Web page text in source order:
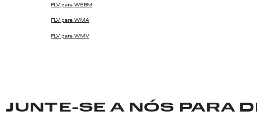
FLV para WEBM
FLV para WMA
FLV para WMV
JUNTE-SE A NÓS PARA